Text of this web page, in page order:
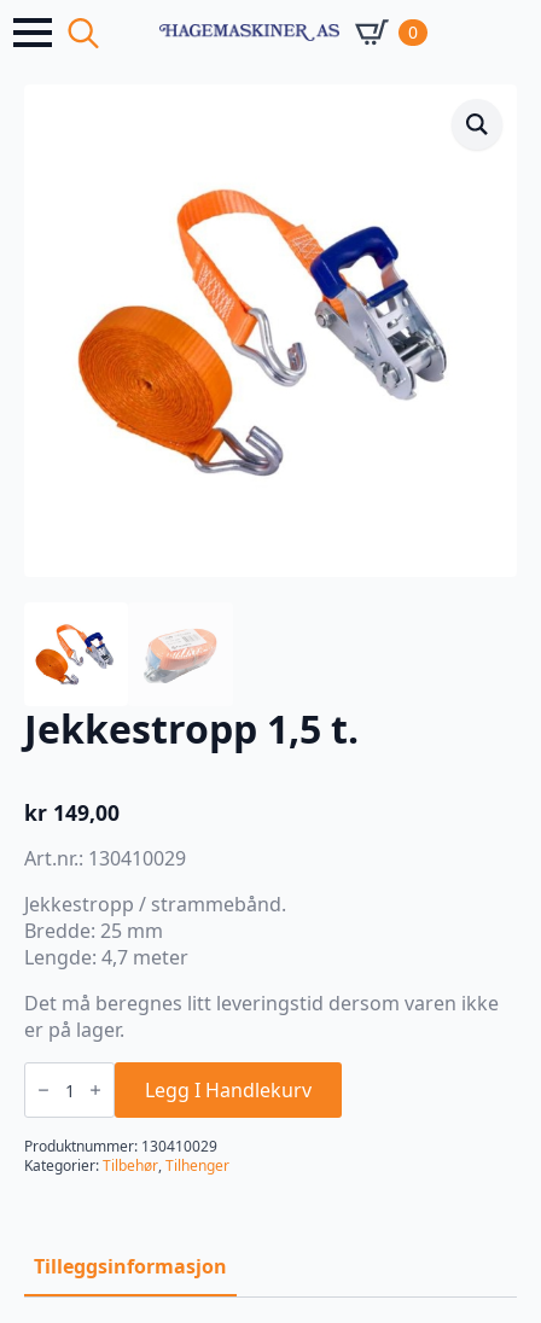
0
Jekkestropp 1,5 t.
kr 149,00
Art.nr.: 130410029
Jekkestropp / strammebånd.
Bredde: 25 mm
Lengde: 4,7 meter
Det må beregnes litt leveringstid dersom varen ikke
er på lager.
Jekkestropp
1,5
antall
Legg I Handlekurv
Produktnummer: 130410029
Kategorier:Tilbehør,Tilhenger
Tilleggsinformasjon